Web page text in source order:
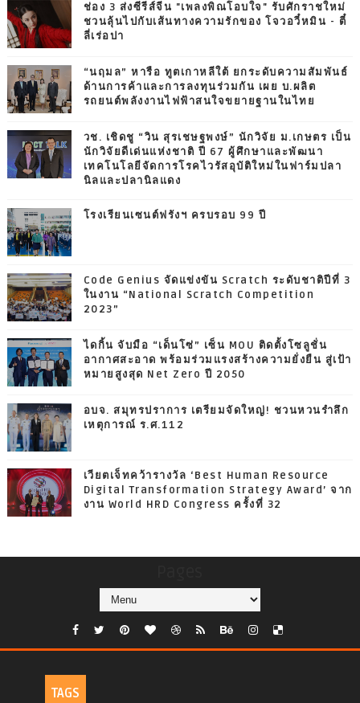
ช่อง 3 ส่งซีรีส์จีน "เพลงพิณโอบใจ" รับศักราชใหม่
ชวนลุ้นไปกับเส้นทางความรักของ โจวอวี๋หมิน - ตี๋
ลี่เร่อปา
“นฤมล” หารือ ทูตเกาหลีใต้ ยกระดับความสัมพันธ์
ด้านการค้าและการลงทุนร่วมกัน เผย บ.ผลิต
รถยนต์พลังงานไฟฟ้าสนใจขยายฐานในไทย
วช. เชิดชู “วิน สุรเชษฐพงษ์” นักวิจัย ม.เกษตร เป็น
นักวิจัยดีเด่นแห่งชาติ ปี 67 ผู้ศึกษาและพัฒนา
เทคโนโลยีจัดการโรคไวรัสอุบัติใหม่ในฟาร์มปลา
นิลและปลานิลแดง
โรงเรียนเซนต์ฟรังฯ ครบรอบ 99 ปี
Code Genius จัดแข่งขัน Scratch ระดับชาติปีที่ 3
ในงาน “National Scratch Competition
2023”
ไดกิ้น จับมือ “เด็นโซ่” เซ็น MOU ติดตั้งโซลูชั่น
อากาศสะอาด พร้อมร่วมแรงสร้างความยั่งยืน สู่เป้า
หมายสูงสุด Net Zero ปี 2050
อบจ. สมุทรปราการ เตรียมจัดใหญ่! ชวนหวนรำลึก
เหตุการณ์ ร.ศ.112
เวียตเจ็ทคว้ารางวัล ‘Best Human Resource
Digital Transformation Strategy Award’ จาก
งาน World HRD Congress ครั้งที่ 32
TAGS